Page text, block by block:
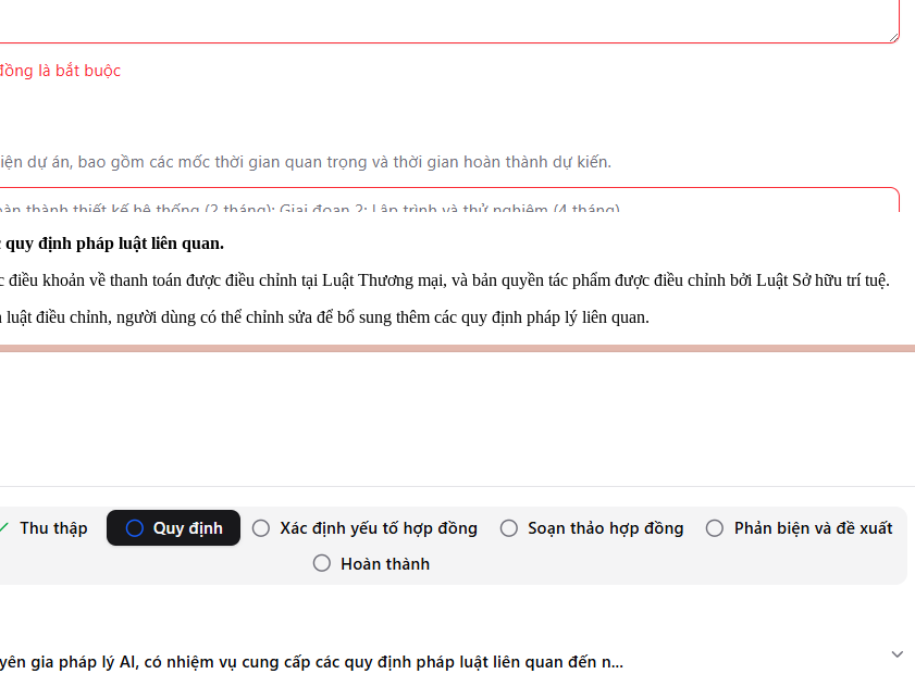
quy định pháp luật liên quan.
khoản về thanh toán được điều chỉnh tại Luật Thương mại, và bản quyền tác phẩm được điều chỉnh bởi Luật Sở hữu trí tuệ.
điều chỉnh, người dùng có thể chỉnh sửa để bổ sung thêm các quy định pháp lý liên quan.